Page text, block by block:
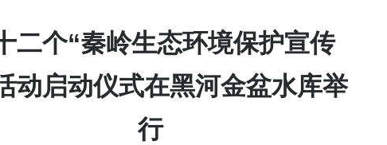
二个“秦岭生态环境保护宣传
动启动仪式在黑河金盆水库举
行